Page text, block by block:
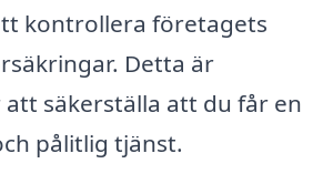
kontrollera företagets
Detta är
säkerställa att du får en
pålitlig tjänst.